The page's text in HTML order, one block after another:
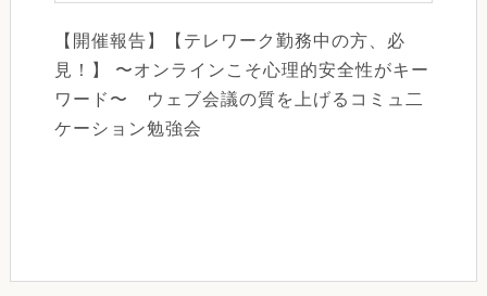
【開催報告】【テレワーク勤務中の方、必
見！】 〜オンラインこそ心理的安全性がキー
ワード〜 ウェブ会議の質を上げるコミュ二
ケーション勉強会